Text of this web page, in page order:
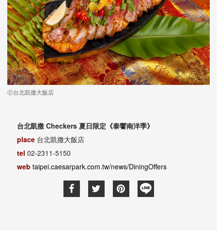
ⓒ台北凱撒大飯店
台北凱撒 Checkers 夏日限定《泰饗南洋季》
place 台北凱撒大飯店
tel 02-2311-5150
web taipei.caesarpark.com.tw/news/DiningOffers